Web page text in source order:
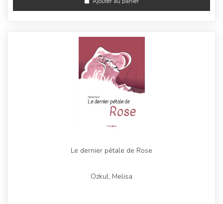
Le dernier pétale de Rose
Ozkul, Melisa